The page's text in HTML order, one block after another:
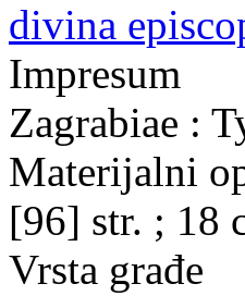
divina
Impresum
Zagrabiae :
Materijalni
[96] str. ; 18
Vrsta građe